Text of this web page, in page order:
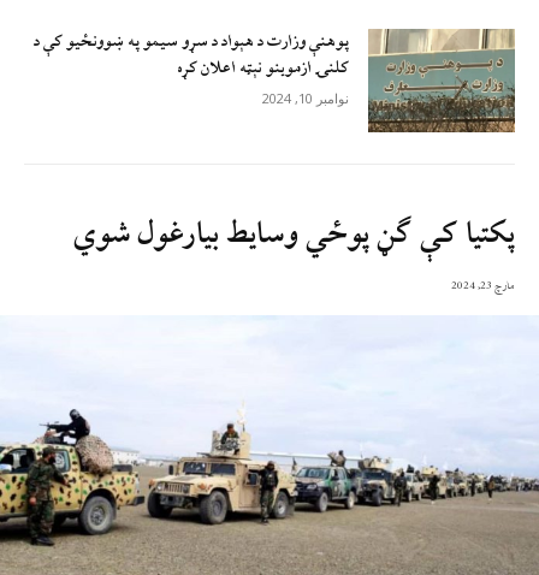
پوهنې وزارت د هېواد د سړو سيمو په ښوونځيو کې د
کلنۍ ازموينو نېټه اعلان کړه
نوامبر 10, 2024
پکتیا کې ګڼ پوځي وسایط بیارغول شوي
مارچ 23, 2024